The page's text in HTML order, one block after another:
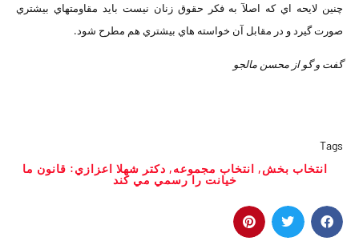
چنين لايحه اي که اصلآ به فکر حقوق زنان نيست بايد مقاومتهاي بيشتري
صورت گيرد و در مقابل آن خواسته هاي بيشتري هم مطرح شود.
گفت و گو از محسن مالجو
Tags
انتخاب بخش, انتخاب مجموعه, دکتر شهلا اعزازي: قانون ما
خيانت را رسمي مي کند